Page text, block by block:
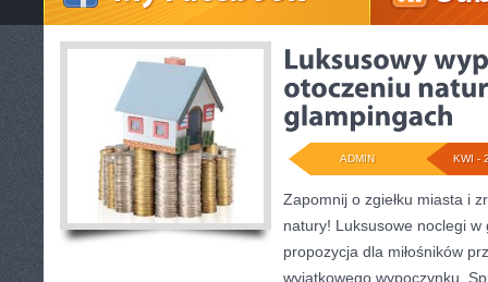
KWI -
ADMIN
Zapomnij o zgiełku miasta i
natury! Luksusowe noclegi
propozycja dla miłośników
wyjątkowego wypoczynku.